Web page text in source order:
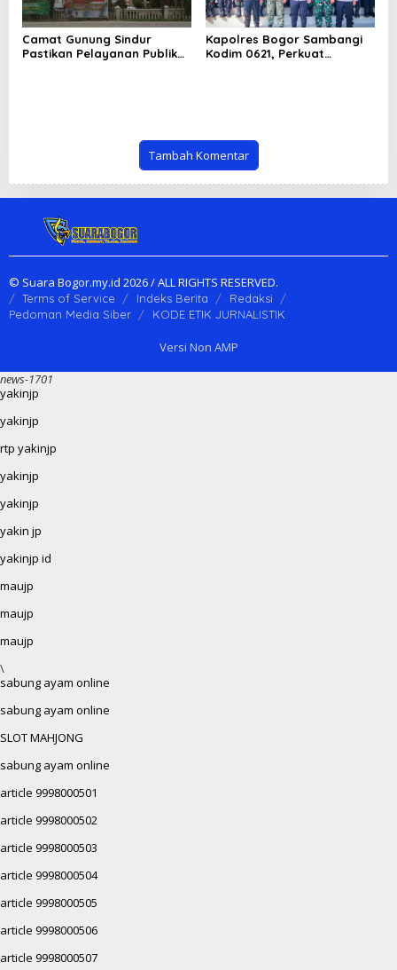
Camat Gunung Sindur
Pastikan Pelayanan Publik
Kapolres Bogor Sambangi
Kodim 0621, Perkuat
Tambah Komentar
© Suara Bogor.my.id 2026 / ALL RIGHTS RESERVED.
Terms of Service Indeks Berita
Redaksi
Pedoman Media Siber
KODE ETIK JURNALISTIK
Versi Non AMP
news-1701
yakinjp
yakinjp
rtp yakinjp
yakinjp
yakinjp
yakin jp
yakinjp id
maujp
maujp
maujp
\
sabung ayam online
sabung ayam online
SLOT MAHJONG
sabung ayam online
article 9998000501
article 9998000502
article 9998000503
article 9998000504
article 9998000505
article 9998000506
article 9998000507